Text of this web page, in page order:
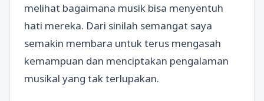
melihat bagaimana musik bisa menyentuh
hati mereka. Dari sinilah semangat saya
semakin membara untuk terus mengasah
kemampuan dan menciptakan pengalaman
musikal yang tak terlupakan.